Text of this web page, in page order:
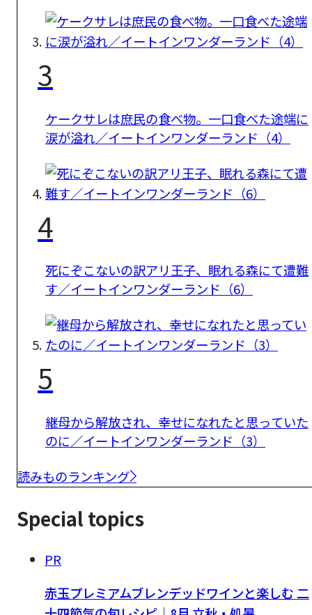
3
ケークサレは庶民の食べ物。一口食べた途端に
涙が溢れ／イートインワンダーランド（4）
4
死にぞこないの訳アリ王子、眠れる森にて遭難
す／イートインワンダーランド（6）
5
継母から解放され、幸せになれたと思っていた
のに／イートインワンダーランド（3）
読みものランキング
Special topics
PR
赤玉プレミアムブレンデッドワインと楽しむ 二